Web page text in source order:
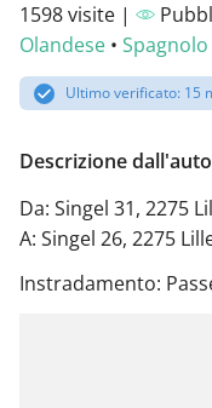
1598 visite |
Olandese • Spagnolo
Ultimo verificato: 15
Descrizione
Da: Singel 31, 2275
A: Singel 26, 2275
Instradamento: